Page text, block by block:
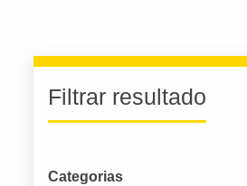
Filtrar resultado
Categorias